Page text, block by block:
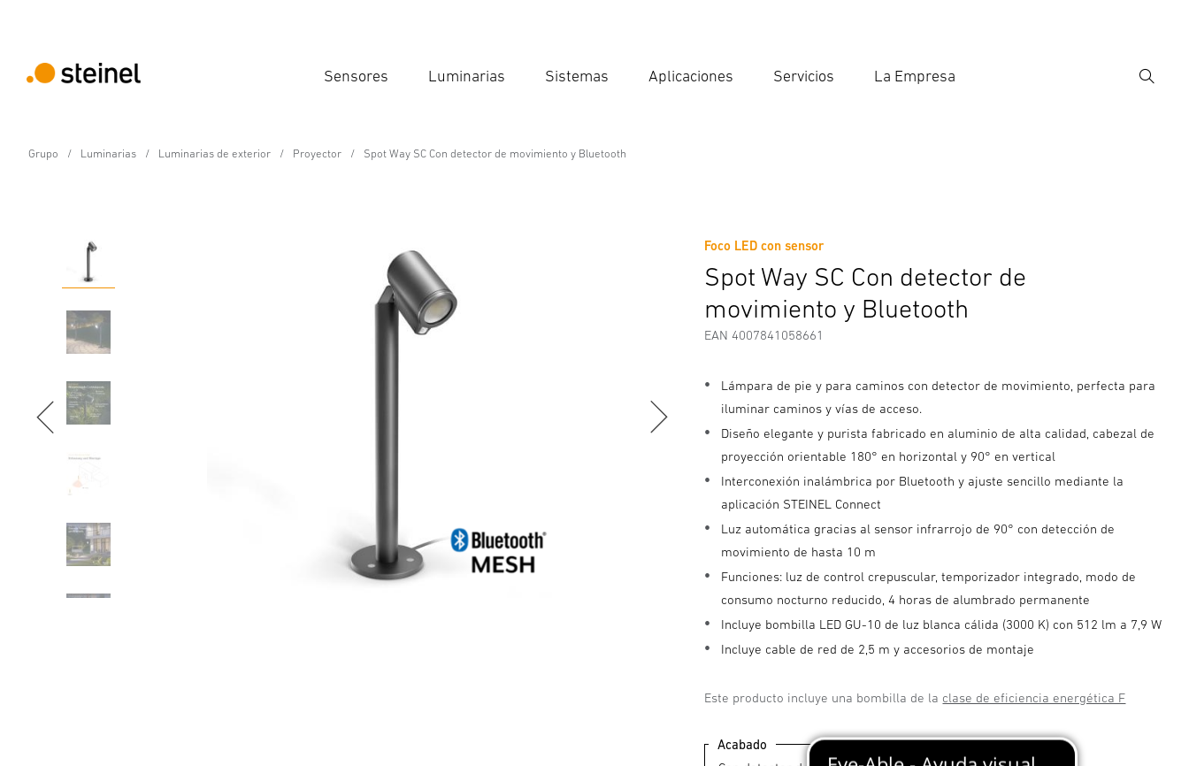
Sensores Luminarias Sistemas Aplicaciones Servicios La Empresa
Grupo Luminarias Luminarias de exterior Proyector Spot Way SC Con detector de movimiento y Bluetooth
Foco LED con sensor
Spot Way SC Con detector de
movimiento y Bluetooth
EAN 4007841058661
Lámpara de pie y para caminos con detector de movimiento, perfecta para
iluminar caminos y vías de acceso.
Diseño elegante y purista fabricado en aluminio de alta calidad, cabezal de
proyección orientable 180° en horizontal y 90° en vertical
Interconexión inalámbrica por Bluetooth y ajuste sencillo mediante la
aplicación STEINEL Connect
Luz automática gracias al sensor infrarrojo de 90° con detección de
movimiento de hasta 10 m
Funciones: luz de control crepuscular, temporizador integrado, modo de
consumo nocturno reducido, 4 horas de alumbrado permanente
Incluye bombilla LED GU-10 de luz blanca cálida (3000 K) con 512 lm a 7,9 W
Incluye cable de red de 2,5 m y accesorios de montaje
Este producto incluye una bombilla de la clase de eficiencia energética F
Acabado
Descargas Instrucciones de Seguridad y Advertencias Información del fabricante